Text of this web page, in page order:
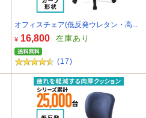
オフィスチェア(低反発ウレタン・高...
¥ 16,800 在庫あり
(17)